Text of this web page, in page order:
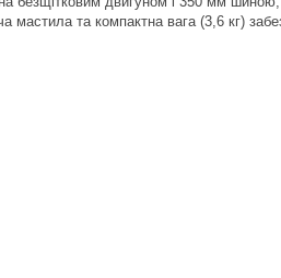
мастила та компактна вага (3,6 кг)